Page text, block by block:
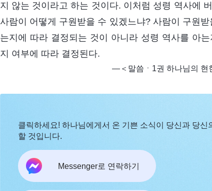
지 않는 것이라고 하는 것이다. 이처럼 성령 역사에
사람이 어떻게 구원받을 수 있겠느냐? 사람이 구원
는지에 따라 결정되는 것이 아니라 성령 역사를 아
지 여부에 따라 결정된다.
―＜말씀ㆍ1권 하나님의 현
클릭하세요! 하나님에게서 온 기쁜 소식이 당신과 당신
할 것입니다.
Messenger로 연락하기